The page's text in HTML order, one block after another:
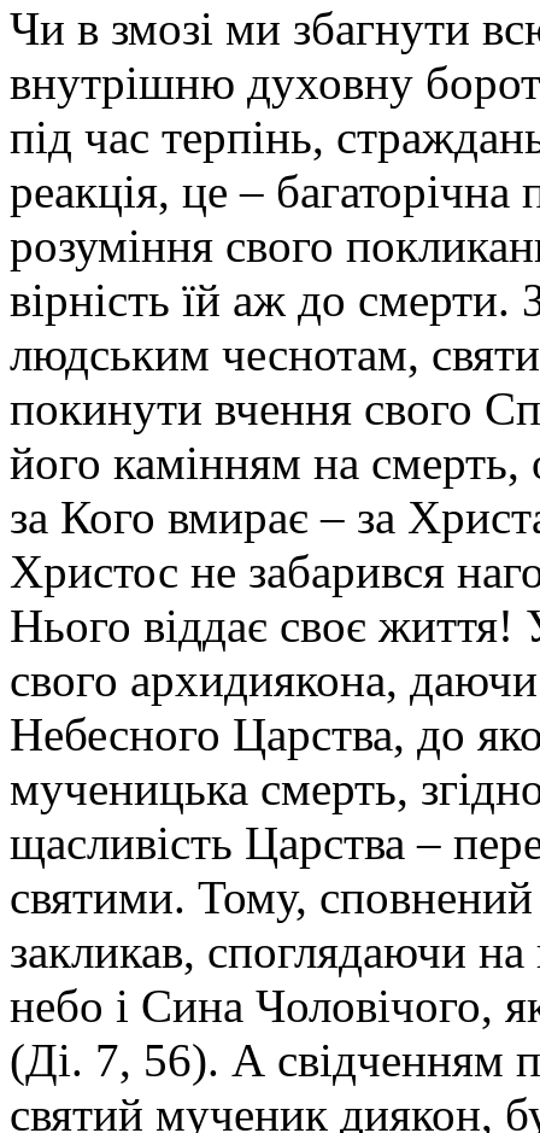
Чи в змозі ми збагнути
внутрішню духовну
під час терпінь,
реакція, це –
розуміння свого
вірність їй аж до
людським чеснотам,
покинути вчення свого
його камінням на смерть,
за Кого вмирає – за
Христос не забарився
Нього віддає своє життя!
свого архидиякона,
Небесного Царства, до
мученицька смерть,
щасливість Царства –
святими. Тому,
закликав, споглядаючи
небо і Сина Чоловічого,
(Ді. 7, 56). А свідченням
святий мученик диякон,